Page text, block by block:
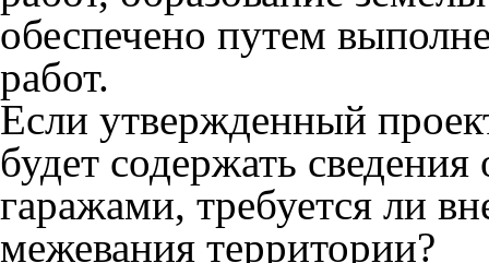
обеспечено путем
работ.
Если утвержденный
будет содержать
гаражами, требуется ли
межевания территории?